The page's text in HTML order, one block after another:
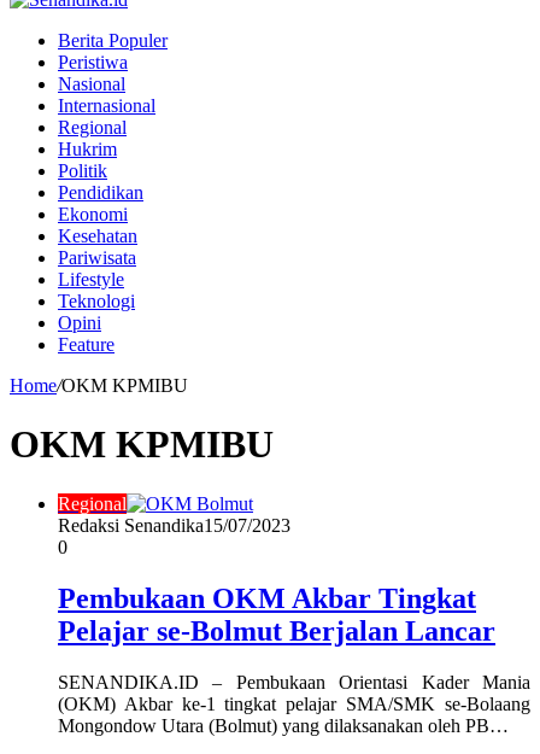
Berita Populer
Peristiwa
Nasional
Internasional
Regional
Hukrim
Politik
Pendidikan
Ekonomi
Kesehatan
Pariwisata
Lifestyle
Teknologi
Opini
Feature
Home/OKM KPMIBU
OKM KPMIBU
Regional
Redaksi Senandika15/07/2023
0
Pembukaan OKM Akbar Tingkat
Pelajar se-Bolmut Berjalan Lancar
SENANDIKA.ID – Pembukaan Orientasi Kader Mania
(OKM) Akbar ke-1 tingkat pelajar SMA/SMK se-Bolaang
Mongondow Utara (Bolmut) yang dilaksanakan oleh PB…